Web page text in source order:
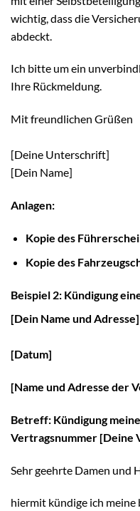
wichtig, dass die
abdeckt.
Ich bitte um ein
Ihre Rückmeldung.
Mit freundlichen Grüßen
[Deine Unterschrift]
[Dein Name]
Anlagen:
Kopie des
Kopie des
Beispiel 2: Kündigung
[Dein Name und Adresse]
[Datum]
[Name und Adresse der
Betreff: Kündigung
Vertragsnummer [Deine
Sehr geehrte Damen und
hiermit kündige ich meine